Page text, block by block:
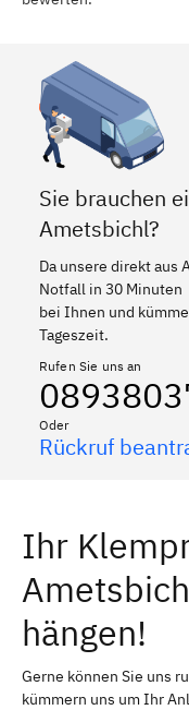
Sie brauchen
Ametsbichl?
Da unsere direkt aus
Notfall in 30 Minuten
bei Ihnen und
Tageszeit.
Rufen Sie uns an
Oder
Rückruf
Ihr
hängen!
Gerne können Sie uns
kümmern uns um Ihr